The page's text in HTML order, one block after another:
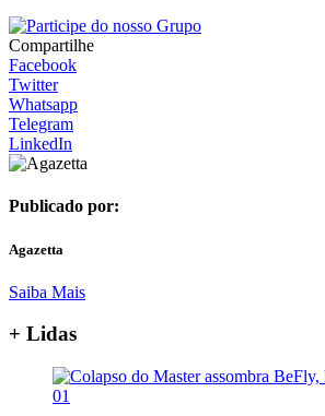
Compartilhe
Facebook
Twitter
Whatsapp
Telegram
LinkedIn
Publicado por:
Agazetta
Saiba Mais
+ Lidas
01